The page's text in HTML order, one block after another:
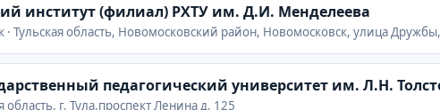
институт (филиал) РХТУ им. Д.И. Менделеева
· Тульская область, Новомосковский район, Новомосковск, улица
педагогический университет им. Л.Н.
область, г. Тула,проспект Ленина д. 125